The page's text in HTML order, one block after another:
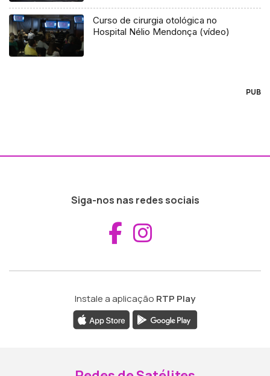
Curso de cirurgia otológica no
Hospital Nélio Mendonça (vídeo)
PUB
Siga-nos nas redes sociais
Aceder ao
Instale a aplicação RTP Play